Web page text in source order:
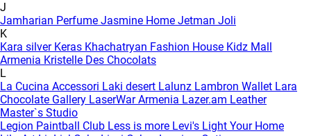
J
Jamharian Perfume Jasmine Home Jetman Joli
K
Kara silver Keras Khachatryan Fashion House Kidz Mall
Armenia Kristelle Des Chocolats
L
La Cucina Accessori Laki desert Lalunz Lambron Wallet Lara
Chocolate Gallery LaserWar Armenia Lazer.am Leather
Master`s Studio
Legion Paintball Club Less is more Levi's Light Your Home